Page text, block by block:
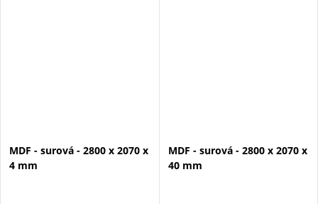
MDF - surová - 2800 x 2070 x
4 mm
MDF - surová - 2800 x 2070 x
40 mm